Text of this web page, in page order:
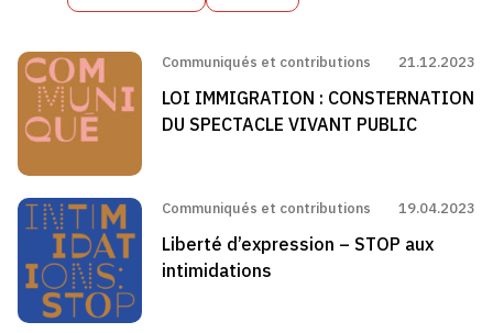
Communiqués et contributions 21.12.2023
LOI IMMIGRATION : CONSTERNATION
DU SPECTACLE VIVANT PUBLIC
Communiqués et contributions 19.04.2023
Liberté d’expression – STOP aux
intimidations